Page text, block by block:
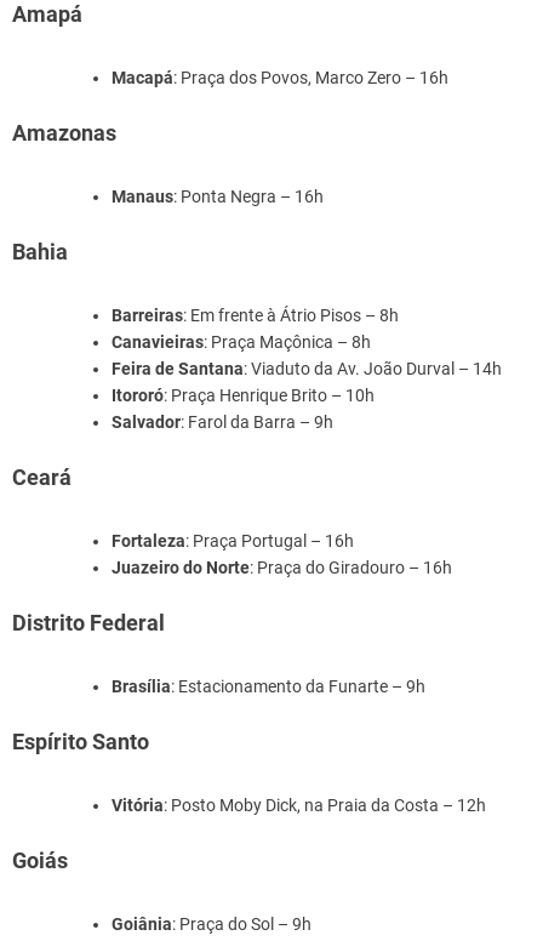
Amapá
Macapá: Praça dos Povos, Marco Zero – 16h
Amazonas
Manaus: Ponta Negra – 16h
Bahia
Barreiras: Em frente à Átrio Pisos – 8h
Canavieiras: Praça Maçônica – 8h
Feira de Santana: Viaduto da Av. João Durval – 14h
Itororó: Praça Henrique Brito – 10h
Salvador: Farol da Barra – 9h
Ceará
Fortaleza: Praça Portugal – 16h
Juazeiro do Norte: Praça do Giradouro – 16h
Distrito Federal
Brasília: Estacionamento da Funarte – 9h
Espírito Santo
Vitória: Posto Moby Dick, na Praia da Costa – 12h
Goiás
Goiânia: Praça do Sol – 9h